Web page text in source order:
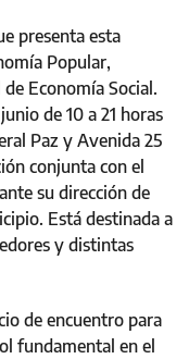
presenta esta
Popular,
Economía Social.
de 10 a 21 horas
Paz y Avenida 25
conjunta con el
su dirección de
Está destinada a
y distintas
de encuentro para
fundamental en el